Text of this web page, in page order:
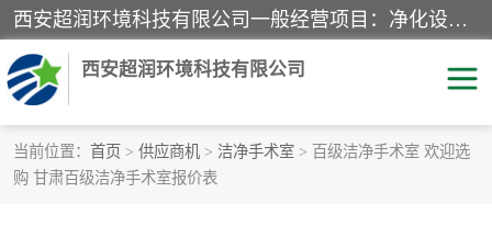
西安超润环境科技有限公司一般经营项目：净化设备、厨房设备、五金机电设备、不锈钢制品、彩钢夹心板、水处理设备的研发、销售；空气净化设备、办公设备、通风设备、建筑材料、金属材料的销售；净化工程、钢结构工程、机电设备工程的设计与施工及技术咨询服务；货物及技术的进出口的业务经营。
西安超润环境科技有限公司
当前位置： 首页 > 供应商机 > 洁净手术室 > 百级洁净手术室 欢迎选
购 甘肃百级洁净手术室报价表
洁净手术室